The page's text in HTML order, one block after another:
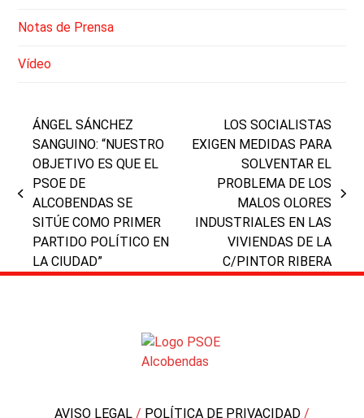
Notas de Prensa
Vídeo
previous
post:
ÁNGEL SÁNCHEZ
SANGUINO: “NUESTRO
OBJETIVO ES QUE EL
PSOE DE
ALCOBENDAS SE
SITÚE COMO PRIMER
PARTIDO POLÍTICO EN
LA CIUDAD”
post:
LOS SOCIALISTAS
EXIGEN MEDIDAS PARA
SOLVENTAR EL
PROBLEMA DE LOS
MALOS OLORES
INDUSTRIALES EN LAS
VIVIENDAS DE LA
C/PINTOR RIBERA
AVISO LEGAL / POLÍTICA DE PRIVACIDAD /